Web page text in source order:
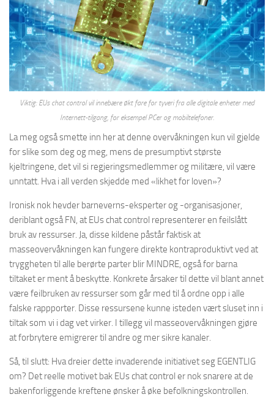
Viktig: EUs chat control vil innebære økt fare for tyveri fra alle digitale enheter med
Internett-tilgang, for eksempel PCer og mobiltelefoner.
La meg også smette inn her at denne overvåkningen kun vil gjelde
for slike som deg og meg, mens de presumptivt største
kjeltringene, det vil si regjeringsmedlemmer og militære, vil være
unntatt. Hva i all verden skjedde med «likhet for loven»?
Ironisk nok hevder barneverns-eksperter og -organisasjoner,
deriblant også FN, at EUs chat control representerer en feilslått
bruk av ressurser. Ja, disse kildene påstår faktisk at
masseovervåkningen kan fungere direkte kontraproduktivt ved at
tryggheten til alle berørte parter blir MINDRE, også for barna
tiltaket er ment å beskytte. Konkrete årsaker til dette vil blant annet
være feilbruken av ressurser som går med til å ordne opp i alle
falske rappporter. Disse ressursene kunne isteden vært sluset inn i
tiltak som vi i dag vet virker. I tillegg vil masseovervåkningen gjøre
at forbrytere emigrerer til andre og mer sikre kanaler.
Så, til slutt: Hva dreier dette invaderende initiativet seg EGENTLIG
om? Det reelle motivet bak EUs chat control er nok snarere at de
bakenforliggende kreftene ønsker å øke befolkningskontrollen.